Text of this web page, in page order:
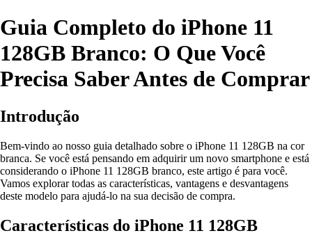
Guia Completo do iPhone 11
128GB Branco: O Que Você
Precisa Saber Antes de Comprar
Introdução
Bem-vindo ao nosso guia detalhado sobre o iPhone 11 128GB na cor
branca. Se você está pensando em adquirir um novo smartphone e está
considerando o iPhone 11 128GB branco, este artigo é para você.
Vamos explorar todas as características, vantagens e desvantagens
deste modelo para ajudá-lo na sua decisão de compra.
Características do iPhone 11 128GB